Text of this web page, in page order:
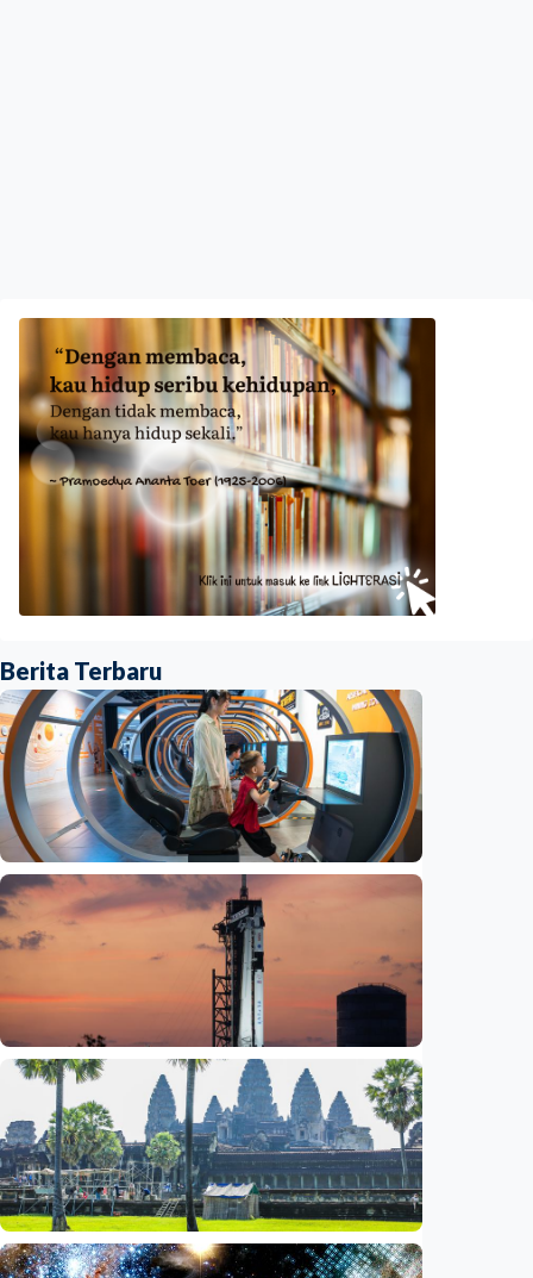
Berita Terbaru
Iptek
Jelang misi bawa pulang sampel Mars, China
siapkan laboratorium perlindungan planet
Indonesia
Iptek
Bagian roket Falcon 9 SpaceX akan hantam
Bulan, NASA pastikan Bumi aman
Indonesia•05 Aug 2026
Iptek